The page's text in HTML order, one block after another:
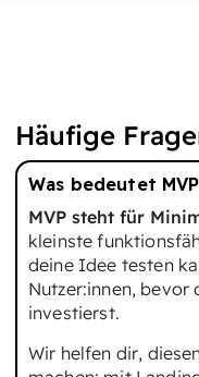
Häufige
Was bedeutet
MVP steht für
kleinste
deine Idee testen
Nutzer:innen, bevor
investierst.
Wir helfen dir,